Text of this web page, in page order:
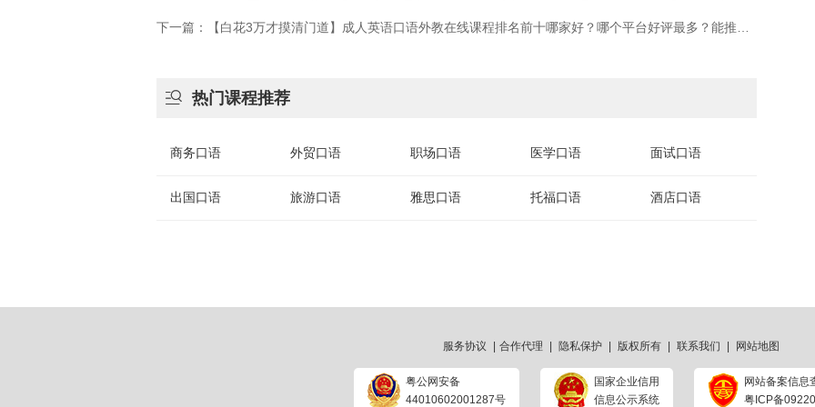
 热门课程推荐
商务口语 外贸口语 职场口语 医学口语 面试口语
出国口语 旅游口语 雅思口语 托福口语 酒店口语
服务协议 合作代理 隐私保护 版权所有 联系我们 网站地图
粤公网安备
44010602001287号
国家企业信用
信息公示系统
网站备案信息
粤ICP备